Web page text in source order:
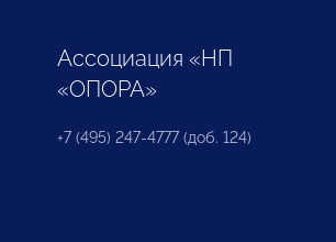
Ассоциация «НП
«ОПОРА»
+7 (495) 247-4777 (доб. 124)